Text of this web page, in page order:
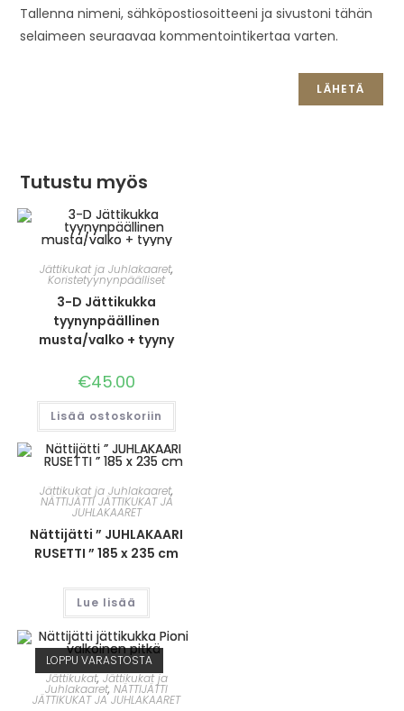
Tallenna nimeni, sähköpostiosoitteeni ja sivustoni tähän
selaimeen seuraavaa kommentointikertaa varten.
Tutustu myös
Jättikukat ja Juhlakaaret,
Koristetyynynpäälliset
3-D Jättikukka
tyynynpäällinen
musta/valko + tyyny
€45.00
Lisää ostoskoriin
Jättikukat ja Juhlakaaret,
NÄTTIJÄTTI JÄTTIKUKAT JA
JUHLAKAARET
Nättijätti ” JUHLAKAARI
RUSETTI ” 185 x 235 cm
Lue lisää
LOPPU VARASTOSTA
Jättikukat,Jättikukat ja
Juhlakaaret,NÄTTIJÄTTI
JÄTTIKUKAT JA JUHLAKAARET